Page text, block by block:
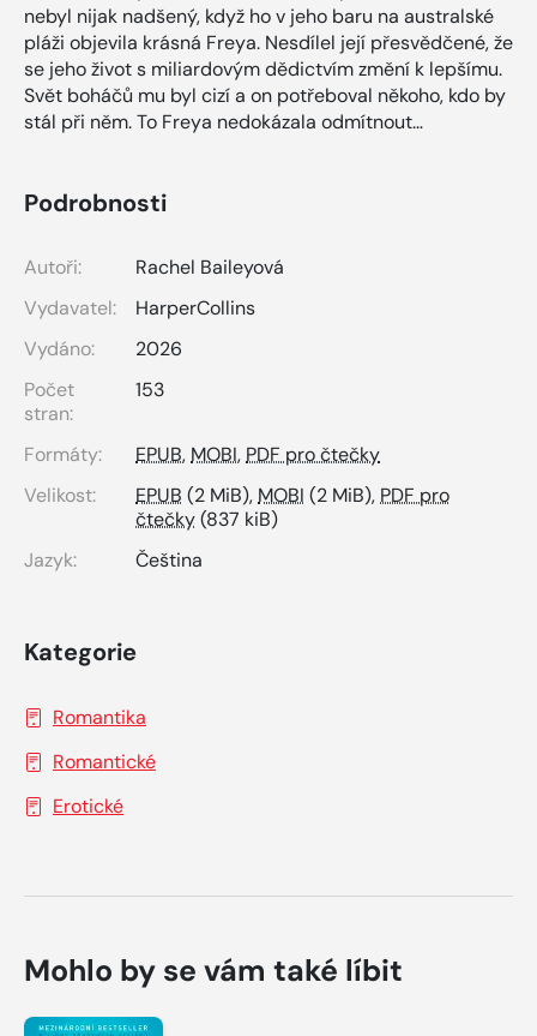
nebyl nijak nadšený, když ho v jeho baru na australské
pláži objevila krásná Freya. Nesdílel její přesvědčené, že
se jeho život s miliardovým dědictvím změní k lepšímu.
Svět boháčů mu byl cizí a on potřeboval někoho, kdo by
stál při něm. To Freya nedokázala odmítnout…
Podrobnosti
Autoři:
Rachel Baileyová
Vydavatel:
HarperCollins
Vydáno:
2026
Počet
stran:
153
Formáty: EPUB,MOBI,PDF pro čtečky
Velikost:
EPUB (2 MiB),MOBI (2 MiB),PDF pro
čtečky(837 kiB)
Jazyk:
Čeština
Kategorie
Romantika
Romantické
Erotické
Mohlo by se vám také líbit